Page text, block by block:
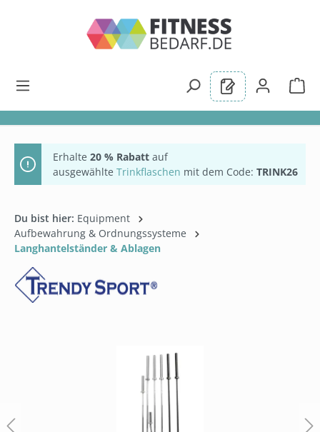
Erhalte 20 % Rabatt auf
ausgewählte Trinkflaschen mit dem Code: TRINK26
Du bist hier: Equipment
Aufbewahrung & Ordnungssysteme
Langhantelständer & Ablagen